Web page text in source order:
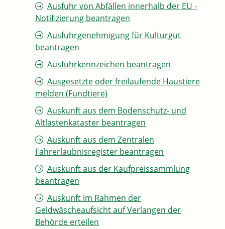
Ausfuhr von Abfällen innerhalb der EU -
Notifizierung beantragen
Ausfuhrgenehmigung für Kulturgut
beantragen
Ausfuhrkennzeichen beantragen
Ausgesetzte oder freilaufende Haustiere
melden (Fundtiere)
Auskunft aus dem Bodenschutz- und
Altlastenkataster beantragen
Auskunft aus dem Zentralen
Fahrerlaubnisregister beantragen
Auskunft aus der Kaufpreissammlung
beantragen
Auskunft im Rahmen der
Geldwäscheaufsicht auf Verlangen der
Behörde erteilen